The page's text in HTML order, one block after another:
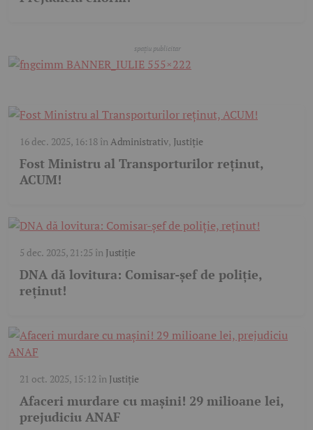
16 dec. 2025, 16:18în Administrativ, Justiție
Fost Ministru al Transporturilor reținut,
ACUM!
5 dec. 2025, 21:25 în Justiție
DNA dă lovitura: Comisar-șef de poliție,
reținut!
21 oct. 2025, 15:12 în Justiție
Afaceri murdare cu mașini! 29 milioane lei,
prejudiciu ANAF